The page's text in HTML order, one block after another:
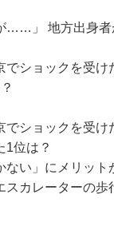
……」 地方出身
でショックを受
でショックを受
1位は？
ない」にメリット
カレーターの歩